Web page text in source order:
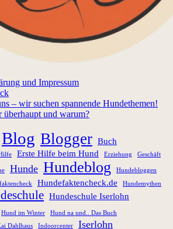
und Impressum
– wir suchen spannende Hundethemen!
überhaupt und warum?
Blog Blogger Buch
Erste Hilfe beim Hund Erziehung Geschäft
Hunde Hundeblog Hundebloggen
Hundefaktencheck.de Hundemythen
Hundeschule Iserlohn
Hund im Winter
Hund na und.. Das Buch
Dahlhaus
Indoorcenter Iserlohn